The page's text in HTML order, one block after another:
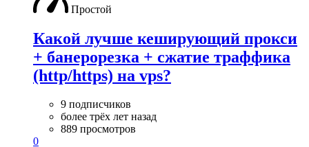
Простой
Какой лучше кеширующий прокси
+ банерорезка + сжатие траффика
(http/https) на vps?
9 подписчиков
более трёх лет назад
889 просмотров
0